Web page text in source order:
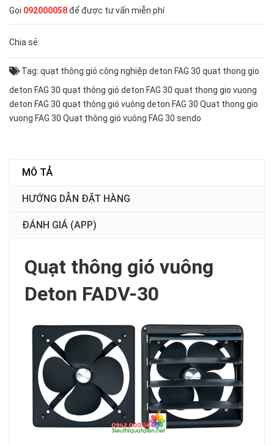
Gọi 092000058để được tư vấn miễn phí
Chia sẻ:
Tag: quạt thông gió công nghiệp deton FAG 30 quat thong gio
deton FAG 30 quạt thông gió deton FAG 30 quat thong gio vuong
deton FAG 30 quạt thông gió vuông deton FAG 30 Quat thong gio
vuong FAG 30 Quạt thông gió vuông FAG 30 sendo
MÔ TẢ
HƯỚNG DẪN ĐẶT HÀNG
ĐÁNH GIÁ (APP)
Quạt thông gió vuông
Deton FADV-30